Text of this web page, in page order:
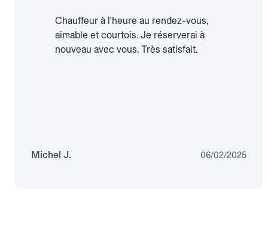
Chauffeur à l'heure au rendez-vous,
aimable et courtois. Je réserverai à
nouveau avec vous. Très satisfait.
Michel J. 06/02/2025